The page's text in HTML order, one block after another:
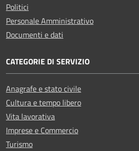
Politici
Personale Amministrativo
Documenti e dati
CATEGORIE DI SERVIZIO
Anagrafe e stato civile
Cultura e tempo libero
Vita lavorativa
Imprese e Commercio
Turismo